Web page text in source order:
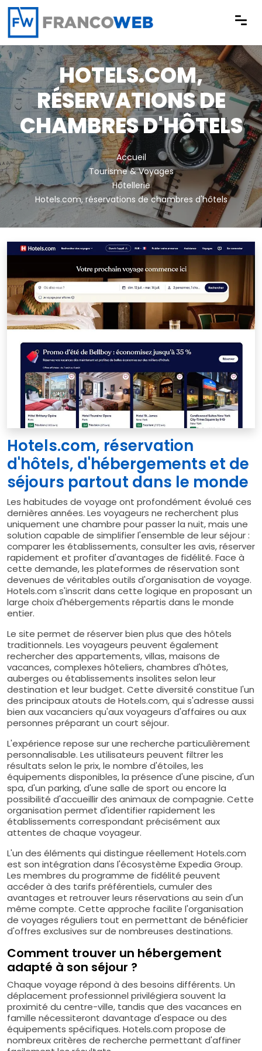
Panneau de gestion des cookies
HOTELS.COM,
RÉSERVATIONS DE
CHAMBRES D'HÔTELS
Accueil
Tourisme & Voyages
Hôtellerie
Hotels.com, réservations de chambres d'hôtels
Hotels.com, réservation
d'hôtels, d'hébergements et de
séjours partout dans le monde
Les habitudes de voyage ont profondément évolué ces
dernières années. Les voyageurs ne recherchent plus
uniquement une chambre pour passer la nuit, mais une
solution capable de simplifier l'ensemble de leur séjour :
comparer les établissements, consulter les avis, réserver
rapidement et profiter d'avantages de fidélité. Face à
cette demande, les plateformes de réservation sont
devenues de véritables outils d'organisation de voyage.
Hotels.com s'inscrit dans cette logique en proposant un
large choix d'hébergements répartis dans le monde
entier.
Le site permet de réserver bien plus que des hôtels
traditionnels. Les voyageurs peuvent également
rechercher des appartements, villas, maisons de
vacances, complexes hôteliers, chambres d'hôtes,
auberges ou établissements insolites selon leur
destination et leur budget. Cette diversité constitue l'un
des principaux atouts de Hotels.com, qui s'adresse aussi
bien aux vacanciers qu'aux voyageurs d'affaires ou aux
personnes préparant un court séjour.
L'expérience repose sur une recherche particulièrement
personnalisable. Les utilisateurs peuvent filtrer les
résultats selon le prix, le nombre d'étoiles, les
équipements disponibles, la présence d'une piscine, d'un
spa, d'un parking, d'une salle de sport ou encore la
possibilité d'accueillir des animaux de compagnie. Cette
organisation permet d'identifier rapidement les
établissements correspondant précisément aux
attentes de chaque voyageur.
L'un des éléments qui distingue réellement Hotels.com
est son intégration dans l'écosystème Expedia Group.
Les membres du programme de fidélité peuvent
accéder à des tarifs préférentiels, cumuler des
avantages et retrouver leurs réservations au sein d'un
même compte. Cette approche facilite l'organisation
de voyages réguliers tout en permettant de bénéficier
d'offres exclusives sur de nombreuses destinations.
Comment trouver un hébergement
adapté à son séjour ?
Chaque voyage répond à des besoins différents. Un
déplacement professionnel privilégiera souvent la
proximité du centre-ville, tandis que des vacances en
famille nécessiteront davantage d'espace ou des
équipements spécifiques. Hotels.com propose de
nombreux critères de recherche permettant d'affiner